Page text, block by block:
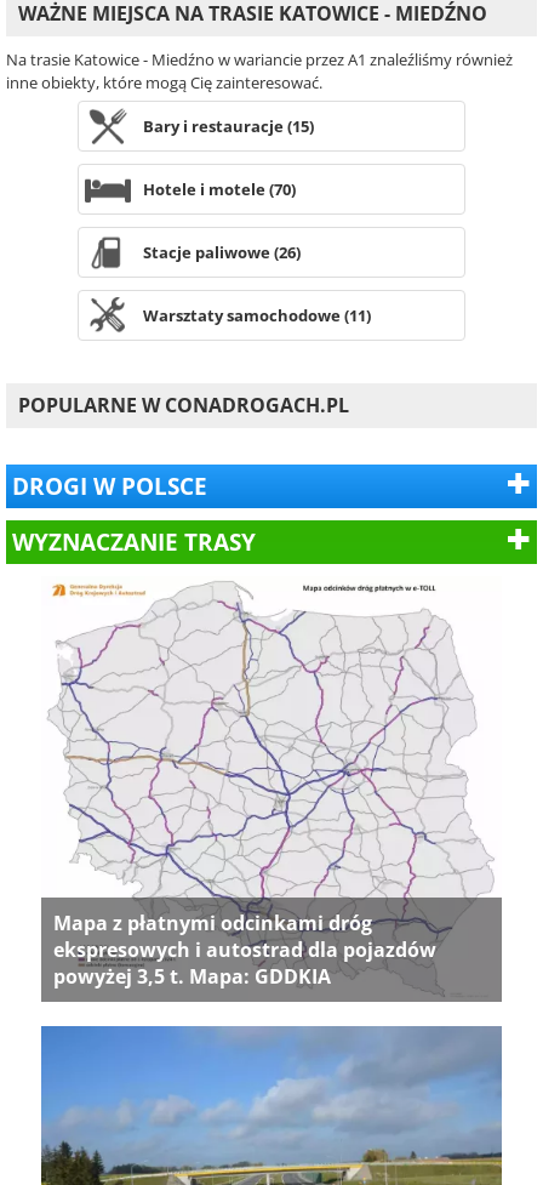
WAŻNE MIEJSCA NA TRASIE KATOWICE - MIEDŹNO
Na trasie Katowice - Miedźno w wariancie przez A1 znaleźliśmy również
inne obiekty, które mogą Cię zainteresować.
Bary i restauracje (15)
Hotele i motele (70)
Stacje paliwowe (26)
Warsztaty samochodowe (11)
POPULARNE W CONADROGACH.PL
DROGI W POLSCE
WYZNACZANIE TRASY
Mapa z płatnymi odcinkami dróg
ekspresowych i autostrad dla pojazdów
powyżej 3,5 t. Mapa: GDDKIA